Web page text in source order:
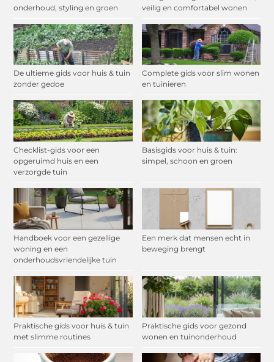
onderhoud, styling en groen
veilig en comfortabel wonen
De ultieme gids voor huis & tuin
zonder gedoe
Complete gids voor slim wonen
en tuinieren
Checklist-gids voor een
opgeruimd huis en een
verzorgde tuin
Basisgids voor huis & tuin:
simpel, schoon en groen
Handboek voor een gezellige
woning en een
onderhoudsvriendelijke tuin
Een merk dat mensen echt in
beweging brengt
Praktische gids voor huis & tuin
met slimme routines
Praktische gids voor gezond
wonen en tuinonderhoud